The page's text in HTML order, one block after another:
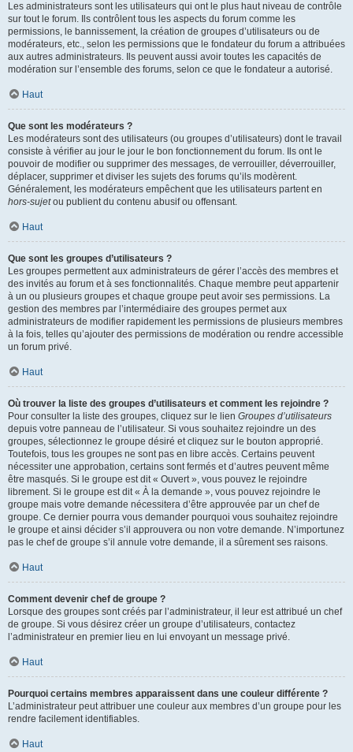
Les administrateurs sont les utilisateurs qui ont le plus haut niveau de contrôle
sur tout le forum. Ils contrôlent tous les aspects du forum comme les
permissions, le bannissement, la création de groupes d’utilisateurs ou de
modérateurs, etc., selon les permissions que le fondateur du forum a attribuées
aux autres administrateurs. Ils peuvent aussi avoir toutes les capacités de
modération sur l’ensemble des forums, selon ce que le fondateur a autorisé.
Haut
Que sont les modérateurs ?
Les modérateurs sont des utilisateurs (ou groupes d’utilisateurs) dont le travail
consiste à vérifier au jour le jour le bon fonctionnement du forum. Ils ont le
pouvoir de modifier ou supprimer des messages, de verrouiller, déverrouiller,
déplacer, supprimer et diviser les sujets des forums qu’ils modèrent.
Généralement, les modérateurs empêchent que les utilisateurs partent en
hors-sujetou publient du contenu abusif ou offensant.
Haut
Que sont les groupes d’utilisateurs ?
Les groupes permettent aux administrateurs de gérer l’accès des membres et
des invités au forum et à ses fonctionnalités. Chaque membre peut appartenir
à un ou plusieurs groupes et chaque groupe peut avoir ses permissions. La
gestion des membres par l’intermédiaire des groupes permet aux
administrateurs de modifier rapidement les permissions de plusieurs membres
à la fois, telles qu’ajouter des permissions de modération ou rendre accessible
un forum privé.
Haut
Où trouver la liste des groupes d’utilisateurs et comment les rejoindre ?
Pour consulter la liste des groupes, cliquez sur le lien Groupes d’utilisateurs
depuis votre panneau de l’utilisateur. Si vous souhaitez rejoindre un des
groupes, sélectionnez le groupe désiré et cliquez sur le bouton approprié.
Toutefois, tous les groupes ne sont pas en libre accès. Certains peuvent
nécessiter une approbation, certains sont fermés et d’autres peuvent même
être masqués. Si le groupe est dit « Ouvert », vous pouvez le rejoindre
librement. Si le groupe est dit « À la demande », vous pouvez rejoindre le
groupe mais votre demande nécessitera d’être approuvée par un chef de
groupe. Ce dernier pourra vous demander pourquoi vous souhaitez rejoindre
le groupe et ainsi décider s’il approuvera ou non votre demande. N’importunez
pas le chef de groupe s’il annule votre demande, il a sûrement ses raisons.
Haut
Comment devenir chef de groupe ?
Lorsque des groupes sont créés par l’administrateur, il leur est attribué un chef
de groupe. Si vous désirez créer un groupe d’utilisateurs, contactez
l’administrateur en premier lieu en lui envoyant un message privé.
Haut
Pourquoi certains membres apparaissent dans une couleur différente ?
L’administrateur peut attribuer une couleur aux membres d’un groupe pour les
rendre facilement identifiables.
Haut